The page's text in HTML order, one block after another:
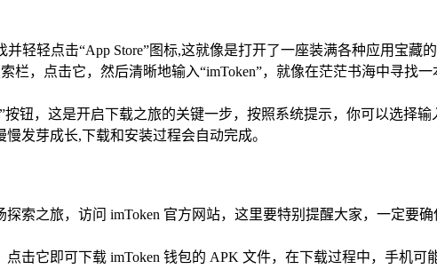
轻轻点击“App Store”图标,这就像是打开了一座装满各种应用宝藏的
栏，点击它，然后清晰地输入“imToken”，就像在茫茫书海中寻找
钮，这是开启下载之旅的关键一步，按照系统提示，你可以选择
发芽成长,下载和安装过程会自动完成。
索之旅，访问 imToken 官方网站，这里要特别提醒大家，一定要
击它即可下载 imToken 钱包的 APK 文件，在下载过程中，手机可